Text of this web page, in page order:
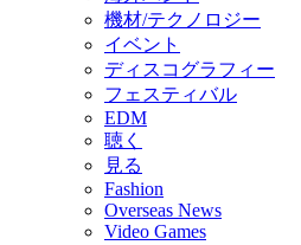
機材/テクノロジー
イベント
ディスコグラフィー
フェスティバル
EDM
聴く
見る
Fashion
Overseas News
Video Games